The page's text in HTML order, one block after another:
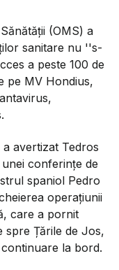
(OMS) a
sanitare nu ''s-
a peste 100 de
pe MV Hondius,
avertizat Tedros
conferințe de
spaniol Pedro
operațiunii
care a pornit
spre Țările de Jos,
la bord.